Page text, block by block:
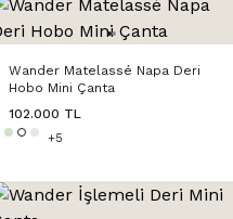
Wander Matelassé Napa Deri
Hobo Mini Çanta
102.000 TL
+5